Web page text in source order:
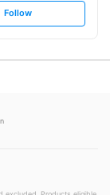
s
t
Follow